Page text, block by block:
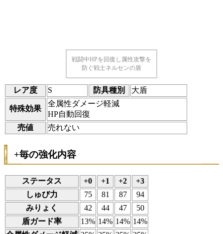
戦闘中HPを回復し属性攻撃を
防ぐ戦士ネルセンの盾
レア度 S 防具種別 大盾
特殊効果
全属性ダメージ軽減
HP自動回復
売値
売れない
+毎の強化内容
ステータス +0 +1 +2
+3
しゅび力
75 81 87
94
みりょく
42 44 47
50
盾ガード率
13% 14% 14% 14%